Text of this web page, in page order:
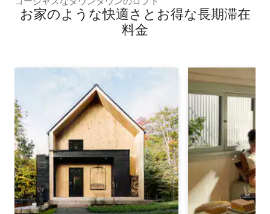
お家のような快⁠適⁠さ⁠とお⁠得⁠な長⁠期⁠滞⁠在
料⁠金